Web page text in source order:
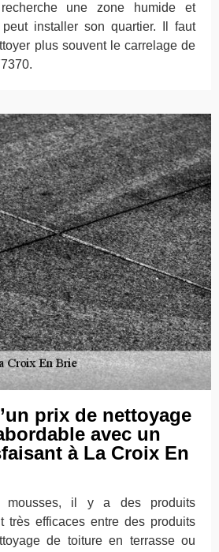
une zone humide et
installer son quartier. Il faut
plus souvent le carrelage de
prix de nettoyage
avec un
à La Croix En
mousses, il y a des produits
très efficaces entre des produits
de toiture en terrasse ou